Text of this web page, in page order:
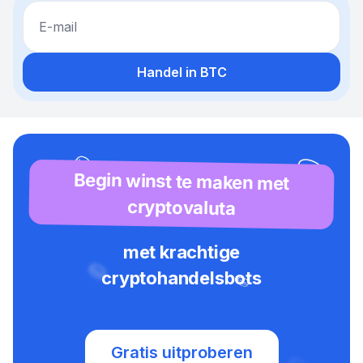
E-mail
Handel in BTC
Begin winst te maken met
cryptovaluta
met krachtige
cryptohandelsbots
Gratis uitproberen